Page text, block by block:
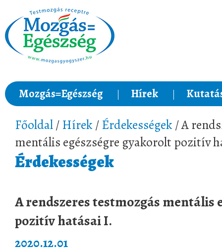
Mozgás=Egészség Hírek
Főoldal/ Hírek / Érdekességek / A
mentális egészségre gyakorolt pozitív
Érdekességek
A rendszeres testmozgás mentális
pozitív hatásai I.
2020.12.01